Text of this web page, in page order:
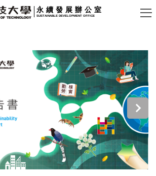
永續發展辦公室
SUSTAINABLE DEVELOPMENT OFFICE